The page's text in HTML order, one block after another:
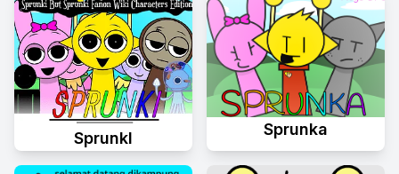
Sprunkl
Sprunka